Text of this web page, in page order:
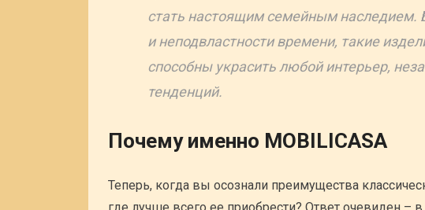
стать настоящим семейным наследием.
и неподвластности времени, такие
способны украсить любой интерьер,
тенденций.
Почему именно MOBILICASA
Теперь, когда вы осознали преимущества